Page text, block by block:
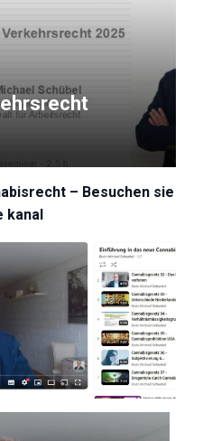
– Besuchen sie
kanal